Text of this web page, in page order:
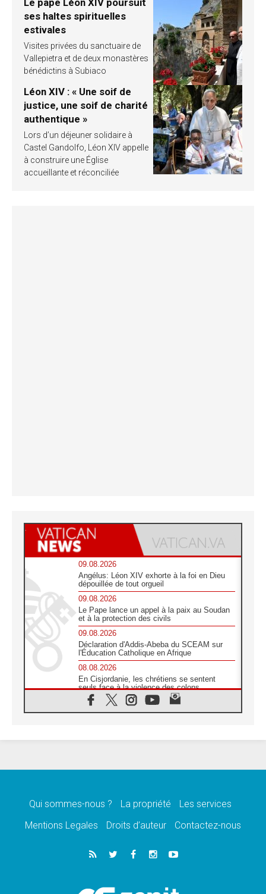
Le pape Léon XIV poursuit
ses haltes spirituelles
estivales
Visites privées du sanctuaire de
Vallepietra et de deux monastères
bénédictins à Subiaco
Léon XIV : « Une soif de
justice, une soif de charité
authentique »
Lors d’un déjeuner solidaire à
Castel Gandolfo, Léon XIV appelle
à construire une Église
accueillante et réconciliée
09.08.2026
Angélus: Léon XIV exhorte à la foi en Dieu
dépouillée de tout orgueil
09.08.2026
Le Pape lance un appel à la paix au Soudan
et à la protection des civils
09.08.2026
Déclaration d'Addis-Abeba du SCEAM sur
l'Éducation Catholique en Afrique
08.08.2026
En Cisjordanie, les chrétiens se sentent
seuls face à la violence des colons
08.08.2026
Léon XIV au sanctuaire de Notre Dame du
08.08.2026
08.08.2026
catholiques
Au Bangladesh, l'Église accompagne les
Dalits sur le chemin de la dignité
Philippines: le vicariat apostolique de
Qui sommes-nous ? La propriété
Les services
Mentions Legales
Droits d’auteur Contactez-nous